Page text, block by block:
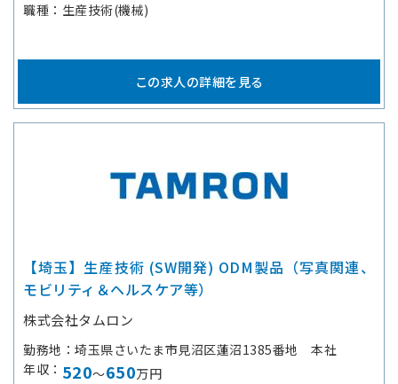
職種
生産技術(機械)
この求人の詳細を見る
【埼玉】生産技術 (SW開発) ODM製品（写真関連、
モビリティ＆ヘルスケア等）
株式会社タムロン
勤務地
埼玉県さいたま市見沼区蓮沼1385番地 本社
年収
520～650万円